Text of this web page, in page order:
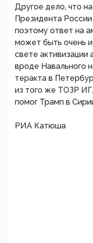
Другое дело, что
Президента
поэтому ответ на
может быть очень
свете активизации
вроде Навального
теракта в
из того же ТОЗР
помог Трамп в
РИА Катюша